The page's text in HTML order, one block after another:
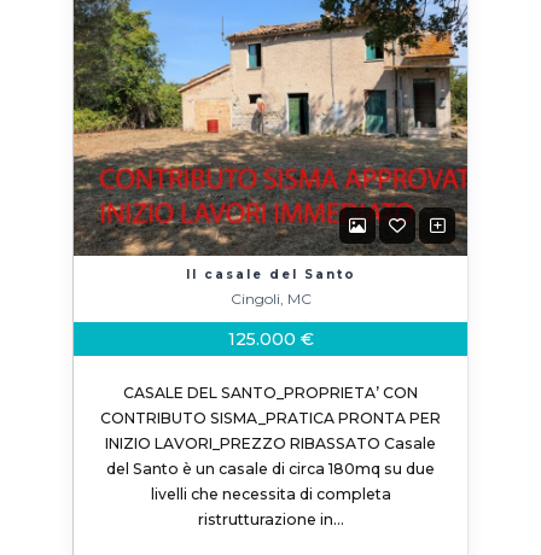
Il casale del Santo
Cingoli, MC
125.000 €
CASALE DEL SANTO_PROPRIETA’ CON
CONTRIBUTO SISMA_PRATICA PRONTA PER
INIZIO LAVORI_PREZZO RIBASSATO Casale
del Santo è un casale di circa 180mq su due
livelli che necessita di completa
ristrutturazione in…